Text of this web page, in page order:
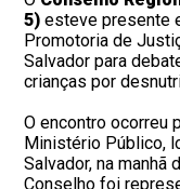
5)esteve presente
Promotoria de
Salvador para
crianças por
O encontro ocorreu
Ministério Público,
Salvador, na
Conselho foi